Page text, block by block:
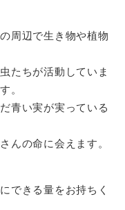
周辺で生き物や植物
たちが活動していま
。
青い実が実っている
んの命に会えます。
できる量をお持ちく